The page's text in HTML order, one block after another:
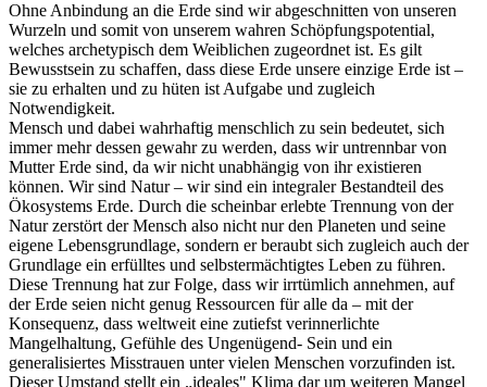
Ohne Anbindung an die Erde sind wir abgeschnitten von unseren
Wurzeln und somit von unserem wahren Schöpfungspotential,
welches archetypisch dem Weiblichen zugeordnet ist. Es gilt
Bewusstsein zu schaffen, dass diese Erde unsere einzige Erde ist –
sie zu erhalten und zu hüten ist Aufgabe und zugleich
Notwendigkeit.
Mensch und dabei wahrhaftig menschlich zu sein bedeutet, sich
immer mehr dessen gewahr zu werden, dass wir untrennbar von
Mutter Erde sind, da wir nicht unabhängig von ihr existieren
können. Wir sind Natur – wir sind ein integraler Bestandteil des
Ökosystems Erde. Durch die scheinbar erlebte Trennung von der
Natur zerstört der Mensch also nicht nur den Planeten und seine
eigene Lebensgrundlage, sondern er beraubt sich zugleich auch der
Grundlage ein erfülltes und selbstermächtigtes Leben zu führen.
Diese Trennung hat zur Folge, dass wir irrtümlich annehmen, auf
der Erde seien nicht genug Ressourcen für alle da – mit der
Konsequenz, dass weltweit eine zutiefst verinnerlichte
Mangelhaltung, Gefühle des Ungenügend- Sein und ein
generalisiertes Misstrauen unter vielen Menschen vorzufinden ist.
Dieser Umstand stellt ein „ideales" Klima dar um weiteren Mangel